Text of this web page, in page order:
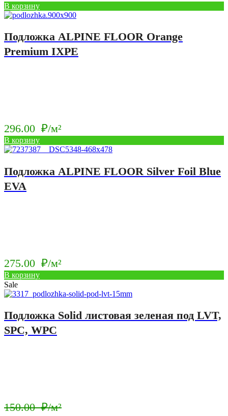
В корзину
Подложка ALPINE FLOOR Orange
Premium IXPE
296.00 ₽/м²
В корзину
Подложка ALPINE FLOOR Silver Foil Blue
EVA
275.00 ₽/м²
В корзину
Sale
Подложка Solid листовая зеленая под LVT,
SPC, WPC
150.00₽/м²Первоначальная